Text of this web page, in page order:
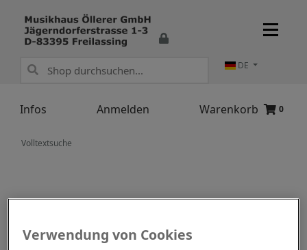
Infos Anmelden Warenkorb 0
DE
Volltextsuche
Verwendung von Cookies